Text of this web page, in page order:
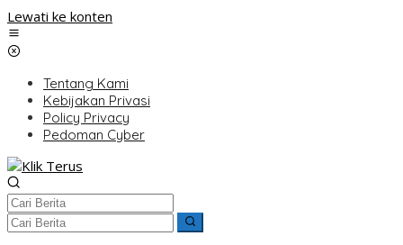
Lewati ke konten
Tentang Kami
Kebijakan Privasi
Policy Privacy
Pedoman Cyber